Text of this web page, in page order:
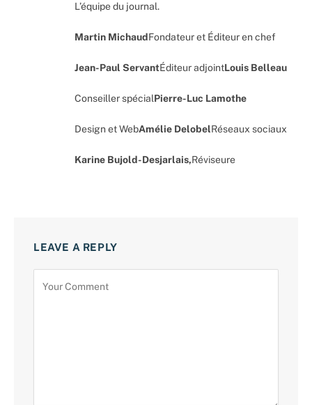
L’équipe du journal.
Martin MichaudFondateur et Éditeur en chef
Jean-Paul ServantÉditeur adjointLouis Belleau
Conseiller spécialPierre-Luc Lamothe
Design et WebAmélie DelobelRéseaux sociaux
Karine Bujold-Desjarlais,Réviseure
LEAVE A REPLY